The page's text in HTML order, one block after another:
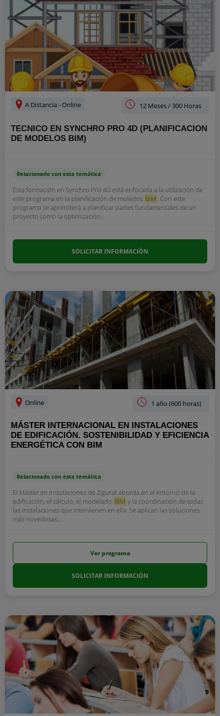
A Distancia - Online 12 Meses / 300 Horas
TECNICO EN SYNCHRO PRO 4D (PLANIFICACION
DE MODELOS BIM)
Relacionado con esta temática
Esta formación en Synchro Pro 4D está enfocada a la utilización de
este programa en la planificación de moledos BIM . Con este
programa se aprenderá a planificar partes fundamentales de un
proyecto como la optimización...
SOLICITAR INFORMACIÓN
Online 1 año (600 horas)
MÁSTER INTERNACIONAL EN INSTALACIONES
DE EDIFICACIÓN. SOSTENIBILIDAD Y EFICIENCIA
ENERGÉTICA CON BIM
Relacionado con esta temática
El Máster en Instalaciones de Zigurat aborda en el entorno de la
edificación, el cálculo, el modelado BIM y la coordinación de todas
las instalaciones que intervienen en ella. Se aplican las soluciones
más novedosas,...
Ver programa
SOLICITAR INFORMACIÓN